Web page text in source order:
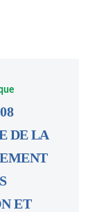
DE LA
ET